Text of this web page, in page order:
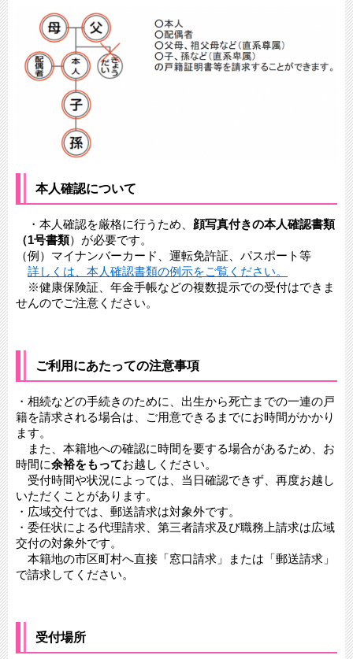
本人確認について
・本人確認を厳格に行うため、 顔写真付きの本人確認書類
（1号書類）が必要です。
​（例）マイナンバーカード、運転免許証、パスポート等
詳しくは、本人確認書類の例示をご覧ください。
※健康保険証、年金手帳などの複数提示での受付はできま
せんのでご注意ください。
ご利用にあたっての注意事項
・相続などの手続きのために、出生から死亡までの一連の戸
籍を請求される場合は、ご用意できるまでにお時間がかかり
ます。
また、本籍地への確認に時間を要する場合があるため、お
時間に余裕をもってお越しください。
受付時間や状況によっては、当日確認できず、再度お越し
いただくことがあります。
・広域交付では、郵送請求は対象外です。
・委任状による代理請求、第三者請求及び職務上請求は広域
交付の対象外です。
本籍地の市区町村へ直接「窓口請求」または「郵送請求」
で請求してください。
受付場所